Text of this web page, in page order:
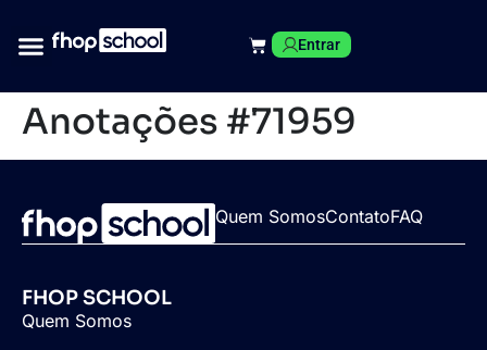
Entrar
Anotações #71959
Quem SomosContatoFAQ
FHOP SCHOOL
Quem Somos